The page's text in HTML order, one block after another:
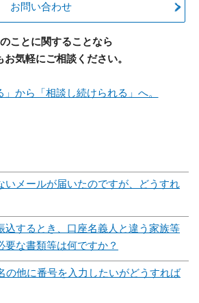
お問い合わせ
ことに関することなら
お気軽にご相談ください。
」から「相談し続けられる」へ。
いメールが届いたのですが、どうすれ
込するとき、口座名義人と違う家族等
要な書類等は何ですか？
の他に番号を入力したいがどうすれば